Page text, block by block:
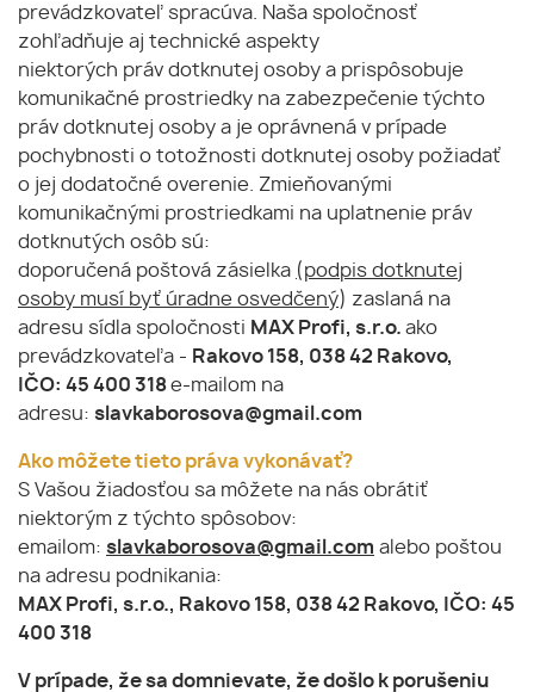
prevádzkovateľ spracúva. Naša spoločnosť
zohľadňuje aj technické aspekty
niektorých práv dotknutej osoby a prispôsobuje
komunikačné prostriedky na zabezpečenie týchto
práv dotknutej osoby a je oprávnená v prípade
pochybnosti o totožnosti dotknutej osoby požiadať
o jej dodatočné overenie. Zmieňovanými
komunikačnými prostriedkami na uplatnenie práv
dotknutých osôb sú:
doporučená poštová zásielka (podpis dotknutej
osoby musí byť úradne osvedčený) zaslaná na
adresu sídla spoločnosti MAX Profi, s.r.o. ako
prevádzkovateľa - Rakovo 158, 038 42 Rakovo,
IČO: 45 400 318e-mailom na
adresu: slavkaborosova@gmail.com
Ako môžete tieto práva vykonávať?
S Vašou žiadosťou sa môžete na nás obrátiť
niektorým z týchto spôsobov:
emailom: slavkaborosova@gmail.com alebo poštou
na adresu podnikania:
MAX Profi, s.r.o., Rakovo 158, 038 42 Rakovo, IČO: 45
400 318
V prípade, že sa domnievate, že došlo k porušeniu